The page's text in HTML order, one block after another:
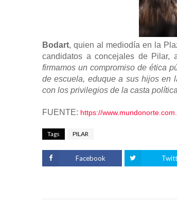
Bodart, quien al mediodía en la
candidatos a concejales de Pilar,
firmamos un compromiso de ética
de escuela, eduque a sus hijos en
con los privilegios de la casta
FUENTE: https://
Tags PILAR
Facebook